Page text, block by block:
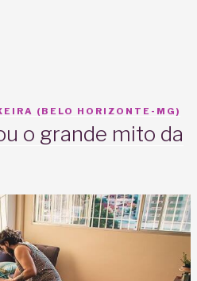
(BELO HORIZONTE-MG)
o grande mito da